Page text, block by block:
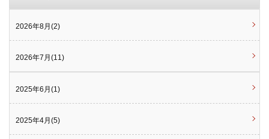
2026年8月(2)
2026年7月(11)
2025年6月(1)
2025年4月(5)